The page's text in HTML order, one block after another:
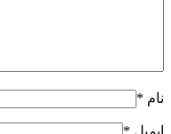
نام *
ایمیل *